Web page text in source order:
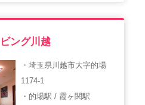
ング川越
・埼玉県川越市大字的場
1174-1
・的場駅 / 霞ヶ関駅